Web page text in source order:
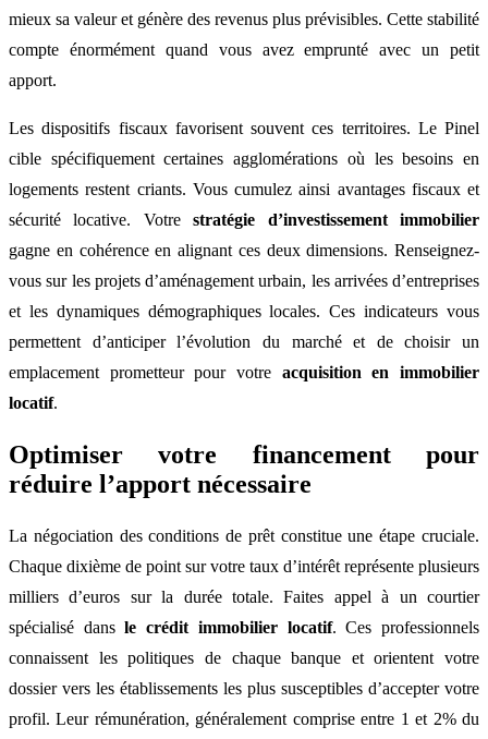
mieux sa valeur et génère des revenus plus prévisibles. Cette stabilité
compte énormément quand vous avez emprunté avec un petit
apport.
Les dispositifs fiscaux favorisent souvent ces territoires. Le Pinel
cible spécifiquement certaines agglomérations où les besoins en
logements restent criants. Vous cumulez ainsi avantages fiscaux et
sécurité locative. Votrestratégie d’investissement immobilier
gagne en cohérence en alignant ces deux dimensions. Renseignez-
vous sur les projets d’aménagement urbain, les arrivées d’entreprises
et les dynamiques démographiques locales. Ces indicateurs vous
permettent d’anticiper l’évolution du marché et de choisir un
emplacement prometteur pour votre acquisition en immobilier
locatif.
Optimiser votre financement pour
réduire l’apport nécessaire
La négociation des conditions de prêt constitue une étape cruciale.
Chaque dixième de point sur votre taux d’intérêt représente plusieurs
milliers d’euros sur la durée totale. Faites appel à un courtier
spécialisé dansle crédit immobilier locatif. Ces professionnels
connaissent les politiques de chaque banque et orientent votre
dossier vers les établissements les plus susceptibles d’accepter votre
profil. Leur rémunération, généralement comprise entre 1 et 2% du